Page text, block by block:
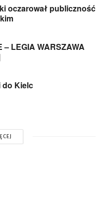
oczarował publiczność
– LEGIA WARSZAWA
do Kielc